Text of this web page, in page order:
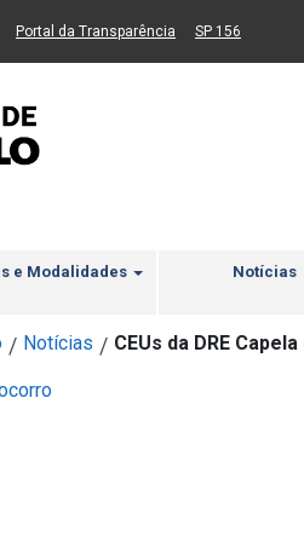
2 Ir para busca Ir para rodapé
novo sítio)
(Link para um novo sítio)
Portal da Transparência (Link para um novo
SP 156
e Modalidades Notícias
/ Notícias / CEUs da DRE